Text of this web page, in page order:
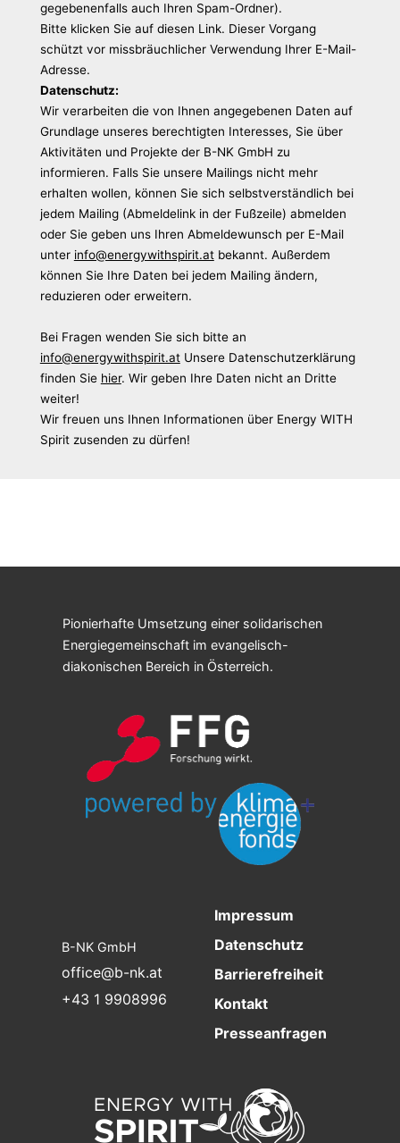
gegebenenfalls auch Ihren Spam-Ordner).
Bitte klicken Sie auf diesen Link. Dieser Vorgang
schützt vor missbräuchlicher Verwendung Ihrer E-Mail-
Adresse.
Datenschutz:
Wir verarbeiten die von Ihnen angegebenen Daten auf
Grundlage unseres berechtigten Interesses, Sie über
Aktivitäten und Projekte der B-NK GmbH zu
informieren. Falls Sie unsere Mailings nicht mehr
erhalten wollen, können Sie sich selbstverständlich bei
jedem Mailing (Abmeldelink in der Fußzeile) abmelden
oder Sie geben uns Ihren Abmeldewunsch per E-Mail
unter info@energywithspirit.atbekannt. Außerdem
können Sie Ihre Daten bei jedem Mailing ändern,
reduzieren oder erweitern.
Bei Fragen wenden Sie sich bitte an
info@energywithspirit.atUnsere Datenschutzerklärung
finden Sie hier. Wir geben Ihre Daten nicht an Dritte
weiter!
Wir freuen uns Ihnen Informationen über Energy WITH
Spirit zusenden zu dürfen!
Pionierhafte Umsetzung einer solidarischen
Energiegemeinschaft im evangelisch-
diakonischen Bereich in Österreich.
B-NK GmbH
office@b-nk.at
+43 1 9908996
Impressum
Datenschutz
Barrierefreiheit
Kontakt
Presseanfragen